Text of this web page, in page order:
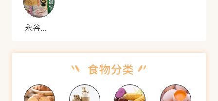
永谷园 海胆螃蟹玉米浓汤